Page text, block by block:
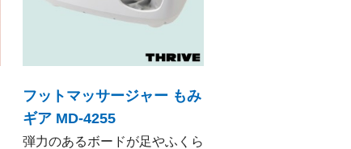
フットマッサージャー もみ
ギア MD-4255
弾力のあるボードが足やふくら